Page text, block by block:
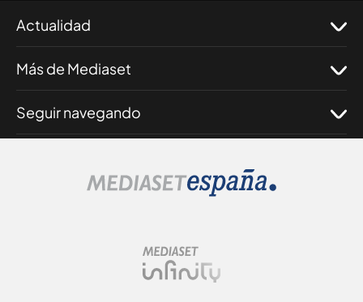
Actualidad
Más de Mediaset
Seguir navegando